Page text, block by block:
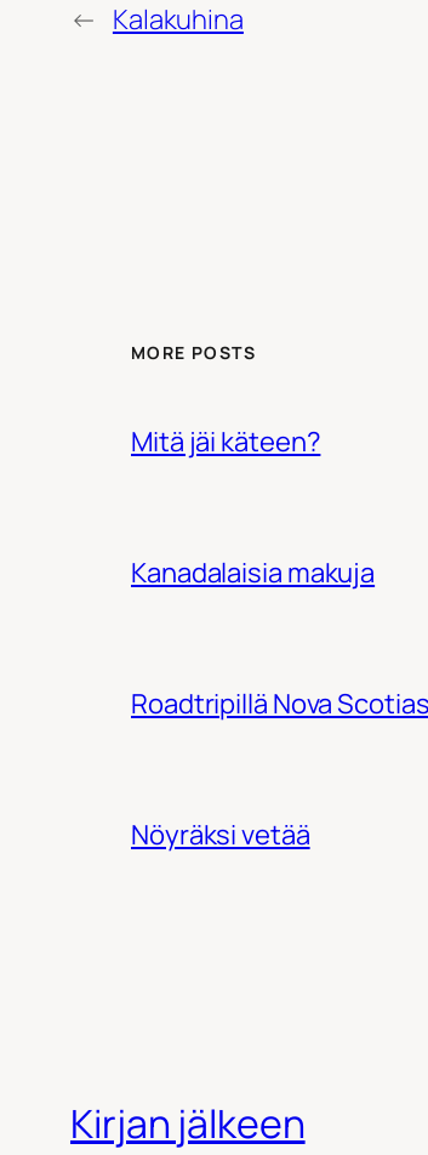
← Kalakuhina
MORE POSTS
Mitä jäi käteen?
Kanadalaisia makuja
Roadtripillä Nova
Nöyräksi vetää
Kirjan jälkeen